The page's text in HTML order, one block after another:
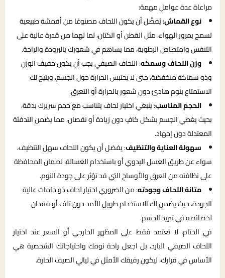
مراعاة عدة عوامل مهمة:
نوع القماش: يُفضَّل أن يكون اللحاف مصنوعًا من أقمشة طبيعية
تسمح بمرور الهواء، مثل القطن أو الكتان، لما لهما من قدرة عالية على
التنفس وامتصاص الرطوبة، مما يساهم في شعورك بالبرودة والراحة.
وزن اللحاف وسمكه: اللحاف الصيفي يجب أن يكون خفيف الوزن
وذو سماكة منخفضة، حتى لا يحتبس الحرارة حول الجسم، ويتيح لك
الاستمتاع بنوم هادئ دون شعور بالحرارة أو التعرق.
الحجم المناسب: ينبغي اختيار لحاف يتناسب مع حجم سريرك بدقة،
بحيث يغطي الجسم بشكل كافٍ دون زيادة أو نقصان، مما يضمن التدفئة
المعتدلة دون إجهاد.
سهولة العناية والتنظيف: يفضل أن يكون اللحاف سهل التنظيف،
سواء عن طريق الغسل اليدوي أو باستخدام الغسالة، لضمان المحافظة
على نظافته من العرق والأوساخ التي قد تؤثر على جودة النوم.
متانة اللحاف وجودته: من الضروري اختيار لحاف ذو خامات عالية
الجودة، حيث يضمن لك الاستخدام طويل الأمد دون تلف أو فقدان
لخصائصه في تبريد الجسم.
في الختام، لا تعتمد فقط على المظهر الخارجي أو السعر عند اختيار
اللحاف الصيفي البارد، بل اجعل راحة نومك واحتياجاتك الشخصية هي
الأساس في قرارك، ليكون رفيقك الأمثل في ليالي الصيف الحارة.